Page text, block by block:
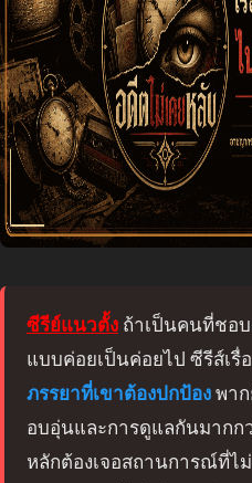
ซีรีย์แนวตั้ง ถ้าเป็นคนที่ชอ
แบบค่อยเป็นค่อยไป ซีรีส์เรื่
ภรรยาที่เขาต้องปกป้อง พา
อบอุ่นและการดูแลกันมากก
หลักต้องเจอสถานการณ์ที่ไ